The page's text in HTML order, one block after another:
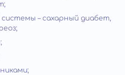
– сахарный диабет,